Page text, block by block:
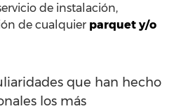
de instalación,
de cualquier parquet y/o
que han hecho
los más